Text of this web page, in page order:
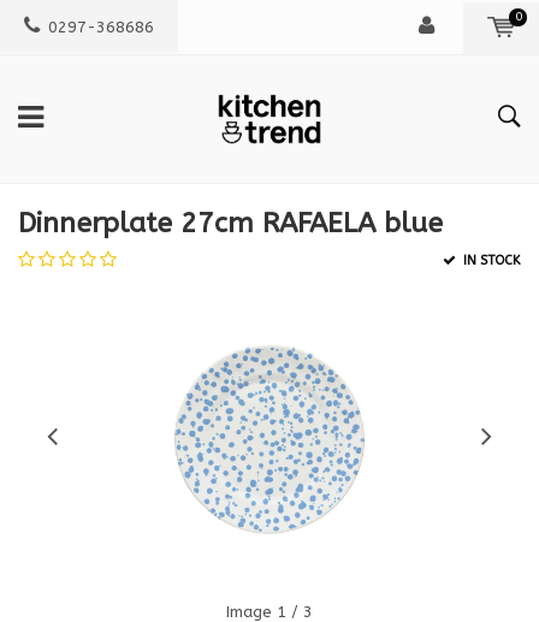
0297-368686
0
Dinnerplate 27cm RAFAELA blue
IN STOCK
Image 1 / 3